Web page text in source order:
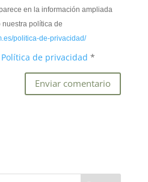
en la información ampliada
política de
politica-de-privacidad/
Política de privacidad *